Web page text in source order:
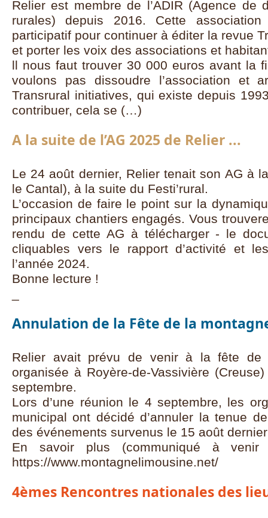
Relier est membre de l’ADIR (Agence de
rurales) depuis 2016. Cette
participatif pour continuer à éditer la revue
et porter les voix des associations et
ll nous faut trouver 30 000 euros avant la
voulons pas dissoudre l’association et
Transrural initiatives, qui existe depuis
contribuer, cela se (…)
A la suite de l’AG 2025 de Relier ...
Le 24 août dernier, Relier tenait son AG à
le Cantal), à la suite du Festi’rural.
L’occasion de faire le point sur la
principaux chantiers engagés. Vous
rendu de cette AG à télécharger - le
cliquables vers le rapport d’activité et
l’année 2024.
Bonne lecture !
Annulation de la Fête de la
Relier avait prévu de venir à la fête de
organisée à Royère-de-Vassivière
septembre.
Lors d’une réunion le 4 septembre, les
municipal ont décidé d’annuler la tenue
des événements survenus le 15 août
En savoir plus (communiqué à venir
https://www.montagnelimousine.net/
4èmes Rencontres nationales des